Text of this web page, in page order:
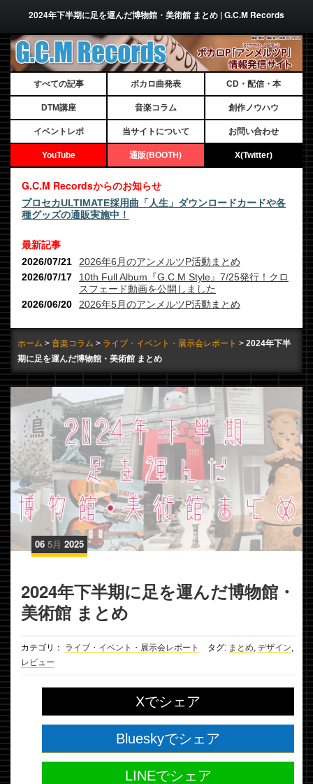
2024年下半期に足を運んだ博物館・美術館 まとめ | G.C.M Records
すべての記事 ボカロ曲発表 CD・配信・本
DTM講座 音楽コラム 創作ノウハウ
イベントレポ 当サイトについて お問い合わせ
YouTube 通販(BOOTH) X(Twitter)
G.C.M Recordsからのお知らせ
プロセカULTIMATE採用曲「人生」ダウンロードカードや各
種グッズの通販実施中！
最新記事
2026年6月のアンメルツP活動まとめ
2026/07/21
10th Full Album『G.C.M Style』7/25発行！クロ
スフェード動画を公開しました
2026/07/17
2026年5月のアンメルツP活動まとめ
2026/06/20
ホーム 音楽コラム ライブ・イベント・展示会レポート
2024年下半
期に足を運んだ博物館・美術館 まとめ
06 5月 2025
2024年下半期に足を運んだ博物館・
美術館 まとめ
カテゴリ： ライブ・イベント・展示会レポート タグ: まとめ, デザイン,
レビュー
Xでシェア
Blueskyでシェア
LINEでシェア